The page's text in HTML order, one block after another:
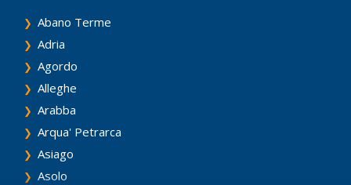
Abano Terme
Adria
Agordo
Alleghe
Arabba
Arqua' Petrarca
Asiago
Asolo